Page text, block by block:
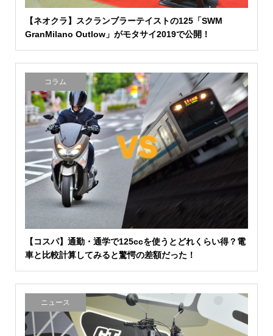
【ネオクラ】スクランブラーテイストの125「SWM
GranMilano Outlow」がモタサイ2019で公開！
コラム
【コスパ】通勤・通学で125ccを使うとどれくらい得？電
車と比較計算してみると驚愕の差額だった！
ニュース